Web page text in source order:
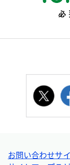
お問い合わせサ